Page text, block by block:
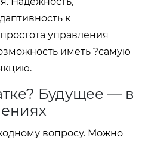
к
управления
иметь ?самую
Будущее — в
вопросу. Можно